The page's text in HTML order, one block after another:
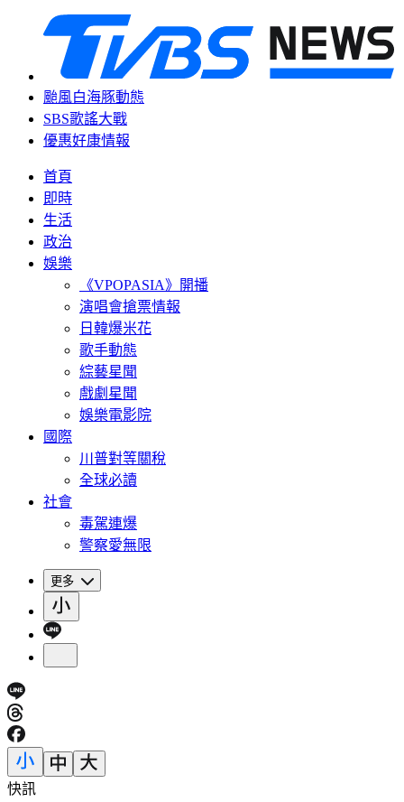
颱風白海豚動態
SBS歌謠大戰
優惠好康情報
首頁
即時
生活
政治
娛樂
《VPOPASIA》開播
演唱會搶票情報
日韓爆米花
歌手動態
綜藝星聞
戲劇星聞
娛樂電影院
國際
川普對等關稅
全球必讀
社會
毒駕連爆
警察愛無限
更多
快訊